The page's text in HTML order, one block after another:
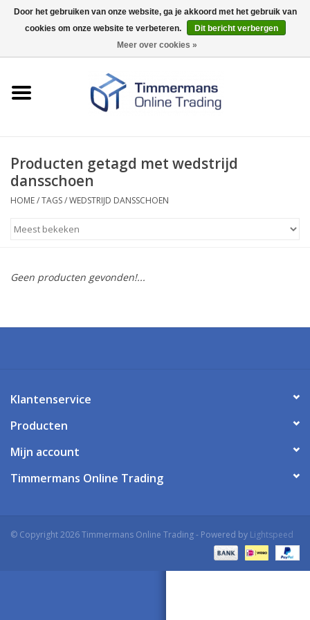
0 Artikelen - €0,00
Merken
Producten getagd met wedstrijd
dansschoen
HOME/TAGS/WEDSTRIJD DANSSCHOEN
Geen producten gevonden!...
Klantenservice
Producten
Mijn account
Timmermans Online Trading
© Copyright 2026 Timmermans Online Trading - Powered by Lightspeed
Door het gebruiken van onze website, ga je akkoord met het gebruik van
cookies om onze website te verbeteren.
Dit bericht verbergen
Meer over cookies »